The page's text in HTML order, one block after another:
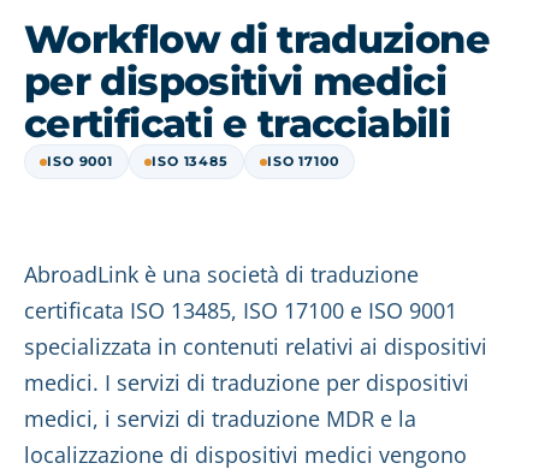
Workflow di traduzione
per dispositivi medici
certificati e tracciabili
ISO 9001 ISO 13485 ISO 17100
AbroadLink è una società di traduzione
certificata ISO 13485, ISO 17100 e ISO 9001
specializzata in contenuti relativi ai dispositivi
medici. I servizi di traduzione per dispositivi
medici, i servizi di traduzione MDR e la
localizzazione di dispositivi medici vengono